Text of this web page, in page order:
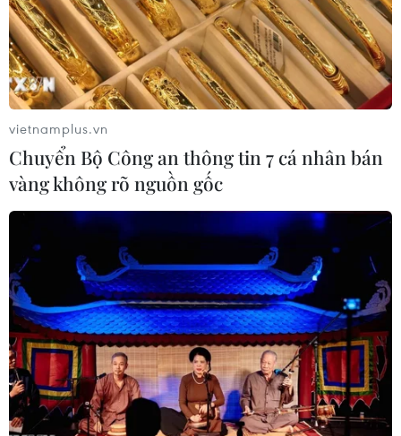
vietnamplus.vn
Chuyển Bộ Công an thông tin 7 cá nhân bán
vàng không rõ nguồn gốc